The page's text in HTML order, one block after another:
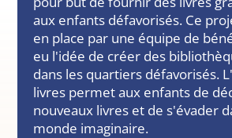
aux enfants défavorisés. Ce
en place par une équipe de
eu l'idée de créer des
dans les quartiers défavorisés.
livres permet aux enfants de
nouveaux livres et de s'évader
monde imaginaire.